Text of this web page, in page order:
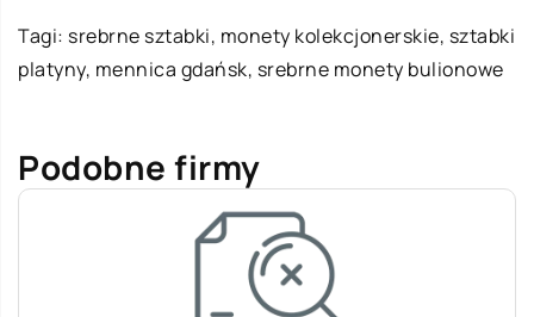
Tagi: srebrne sztabki, monety kolekcjonerskie, sztabki
platyny, mennica gdańsk, srebrne monety bulionowe
Podobne firmy